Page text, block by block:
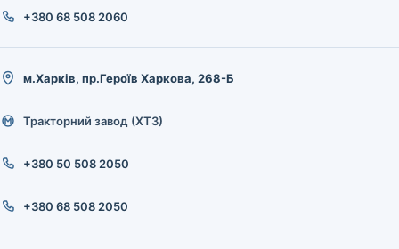
+380 68 508 2060
м.Харків, пр.Героїв Харкова, 268-Б
Тракторний завод (ХТЗ)
+380 50 508 2050
+380 68 508 2050